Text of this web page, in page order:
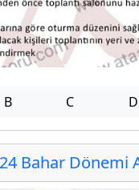
B C D
Bahar Dönemi